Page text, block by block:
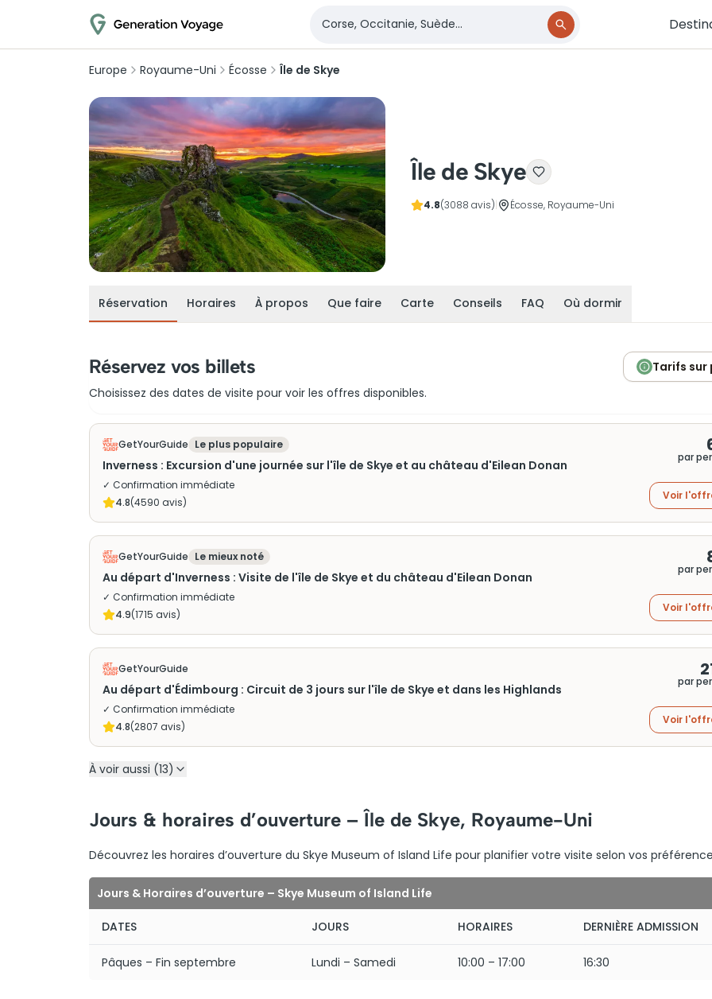
Europe Royaume-Uni Écosse Île de Skye
Île de Skye
4.8(3088 avis) Écosse, Royaume-Uni
Réservation Horaires À propos Que faire Carte Conseils FAQ Où dormir
Réservez vos billets
Choisissez des dates de visite pour voir les offres disponibles.
Tarifs sur
GetYourGuide Le plus populaire
Inverness : Excursion d'une journée sur l'île de Skye et au château d'Eilean Donan
✓ Confirmation immédiate
4.8(4590 avis)
par
Voir
GetYourGuide Le mieux noté
Au départ d'Inverness : Visite de l'île de Skye et du château d'Eilean Donan
✓ Confirmation immédiate
4.9(1715 avis)
par
Voir
GetYourGuide
Au départ d'Édimbourg : Circuit de 3 jours sur l'île de Skye et dans les Highlands
✓ Confirmation immédiate
4.8(2807 avis)
par
Voir
À voir aussi (13)
Jours & horaires d’ouverture – Île de Skye, Royaume-Uni
Découvrez les horaires d’ouverture du Skye Museum of Island Life pour planifier votre visite selon vos
Jours & Horaires d’ouverture – Skye Museum of Island Life
DATES JOURS HORAIRES DERNIÈRE ADMISSION
Pâques – Fin septembre Lundi – Samedi 10:00 – 17:00 16:30